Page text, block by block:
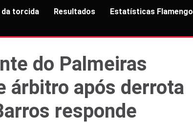
da torcida Resultados Estatísticas Flamengo
do Palmeiras
árbitro após derrota
responde